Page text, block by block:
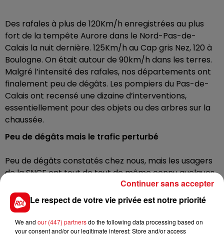
Des rafales à plus de 120Km/h enregistrées au plus
fort de la tempête Aurore dans le Nord-Pas-de-
Calais la nuit dernière. 125Km/h au Cap gris Nez, 120 à
Boulogne. On était autour de 90km/h dans les terres.
Malgré l’intensité des rafales, nos départements ont
finalement peu de dégâts. Les pompiers du Pas-de-
Calais ont recensé une dizaine d’interventions,
essentiellement pour des objets ou des arbres sur la
chaussée.
Peu de dégâts mais le trafic perturbé
Peu de dégâts constatés chez nous, mais les usagers
de la SNCF ont tout de tout de même connu quelques
difficultés. Difficultés également sur la route ce jeudi
matin, notamment sur la RN41, l’A1 ou encore l’A16. La
circulation des camions habituellement dense entre
Dunkerque et Calais a été gênée par des
Le respect de votre vie privée est notre priorité
We and our (447) partnersdo the following data processing based on
your consent and/or our legitimate interest: Store and/or access
Continuer sans accepter